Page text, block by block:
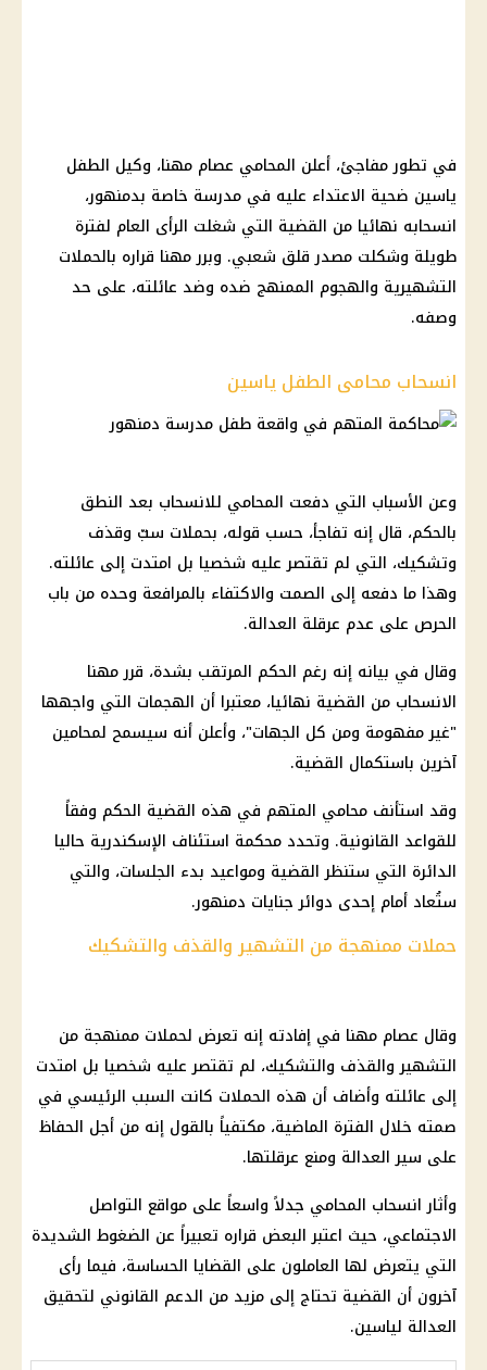
في تطور مفاجئ، أعلن المحامي عصام مهنا، وكيل الطفل
ياسين ضحية الاعتداء عليه في مدرسة خاصة بدمنهور،
انسحابه نهائيا من القضية التي شغلت الرأى العام لفترة
طويلة وشكلت مصدر قلق شعبي. وبرر مهنا قراره بالحملات
التشهيرية والهجوم الممنهج ضده وضد عائلته، على حد
وصفه.
انسحاب محامى الطفل ياسين
وعن الأسباب التي دفعت المحامي للانسحاب بعد النطق
بالحكم، قال إنه تفاجأ، حسب قوله، بحملات سبّ وقذف
وتشكيك، التي لم تقتصر عليه شخصيا بل امتدت إلى عائلته.
وهذا ما دفعه إلى الصمت والاكتفاء بالمرافعة وحده من باب
الحرص على عدم عرقلة العدالة.
وقال في بيانه إنه رغم الحكم المرتقب بشدة، قرر مهنا
الانسحاب من القضية نهائيا، معتبرا أن الهجمات التي واجهها
"غير مفهومة ومن كل الجهات"، وأعلن أنه سيسمح لمحامين
آخرين باستكمال القضية.
وقد استأنف محامي المتهم في هذه القضية الحكم وفقاً
للقواعد القانونية. وتحدد محكمة استئناف الإسكندرية حاليا
الدائرة التي ستنظر القضية ومواعيد بدء الجلسات، والتي
ستُعاد أمام إحدى دوائر جنايات دمنهور.
حملات ممنهجة من التشهير والقذف والتشكيك
وقال عصام مهنا في إفادته إنه تعرض لحملات ممنهجة من
التشهير والقذف والتشكيك، لم تقتصر عليه شخصيا بل امتدت
إلى عائلته وأضاف أن هذه الحملات كانت السبب الرئيسي في
صمته خلال الفترة الماضية، مكتفياً بالقول إنه من أجل الحفاظ
على سير العدالة ومنع عرقلتها.
وأثار انسحاب المحامي جدلاً واسعاً على مواقع التواصل
الاجتماعي، حيث اعتبر البعض قراره تعبيراً عن الضغوط الشديدة
التي يتعرض لها العاملون على القضايا الحساسة، فيما رأى
آخرون أن القضية تحتاج إلى مزيد من الدعم القانوني لتحقيق
العدالة لياسين.